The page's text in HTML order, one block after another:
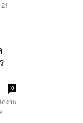
0
กงาน